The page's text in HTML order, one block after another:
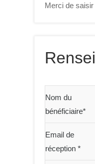
Merci de
Nom du
bénéficiaire*
Email de
réception *